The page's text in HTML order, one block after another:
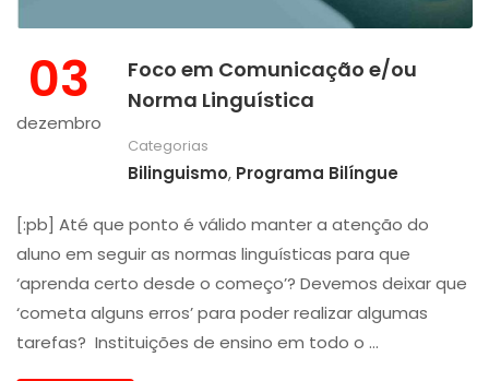
03
dezembro
Foco em Comunicação e/ou
Norma Linguística
Categorias
Bilinguismo, Programa Bilíngue
[:pb] Até que ponto é válido manter a atenção do
aluno em seguir as normas linguísticas para que
‘aprenda certo desde o começo’? Devemos deixar que
‘cometa alguns erros’ para poder realizar algumas
tarefas? Instituições de ensino em todo o …